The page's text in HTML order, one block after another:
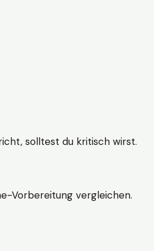
solltest du kritisch wirst.
Vorbereitung vergleichen.